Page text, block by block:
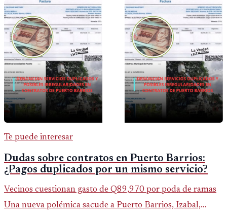
Te puede interesar
Dudas sobre contratos en Puerto Barrios:
¿Pagos duplicados por un mismo servicio?
Vecinos cuestionan gasto de Q89,970 por poda de ramas
Una nueva polémica sacude a Puerto Barrios, Izabal,